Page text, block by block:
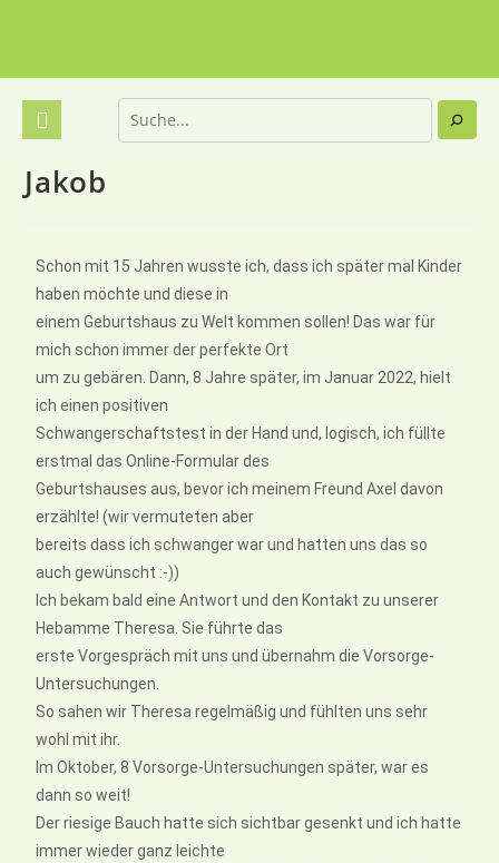
Jakob
Schon mit 15 Jahren wusste ich, dass ich später mal Kinder
haben möchte und diese in
einem Geburtshaus zu Welt kommen sollen! Das war für
mich schon immer der perfekte Ort
um zu gebären. Dann, 8 Jahre später, im Januar 2022, hielt
ich einen positiven
Schwangerschaftstest in der Hand und, logisch, ich füllte
erstmal das Online-Formular des
Geburtshauses aus, bevor ich meinem Freund Axel davon
erzählte! (wir vermuteten aber
bereits dass ich schwanger war und hatten uns das so
auch gewünscht :-))
Ich bekam bald eine Antwort und den Kontakt zu unserer
Hebamme Theresa. Sie führte das
erste Vorgespräch mit uns und übernahm die Vorsorge-
Untersuchungen.
So sahen wir Theresa regelmäßig und fühlten uns sehr
wohl mit ihr.
Im Oktober, 8 Vorsorge-Untersuchungen später, war es
dann so weit!
Der riesige Bauch hatte sich sichtbar gesenkt und ich hatte
immer wieder ganz leichte